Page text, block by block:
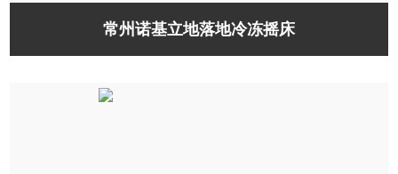
常州诺基立地落地冷冻摇床